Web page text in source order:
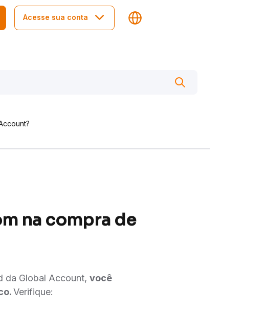
Acesse sua conta
na compra de
da Global Account, você
Verifique: